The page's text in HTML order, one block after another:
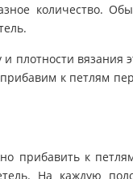
количество.
плотности вязания
к петлям
прибавить к
На каждую